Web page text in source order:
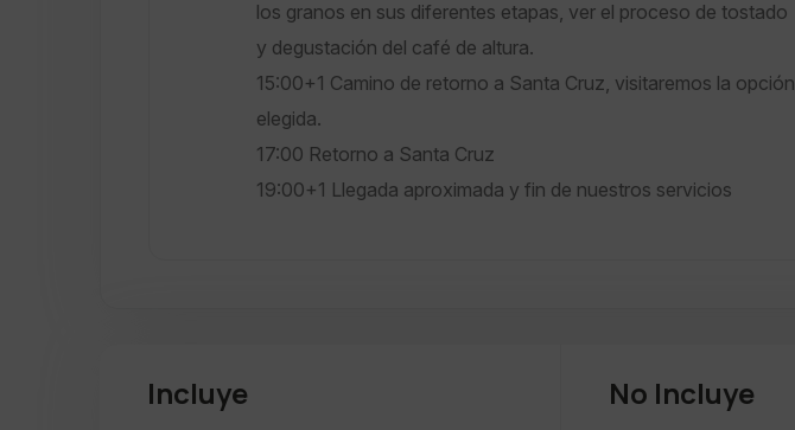
los granos en sus diferentes etapas, ver el proceso de tostado
y degustación del café de altura.
15:00+1 Camino de retorno a Santa Cruz, visitaremos la opción
elegida.
17:00 Retorno a Santa Cruz
19:00+1 Llegada aproximada y fin de nuestros servicios
Incluye No Incluye